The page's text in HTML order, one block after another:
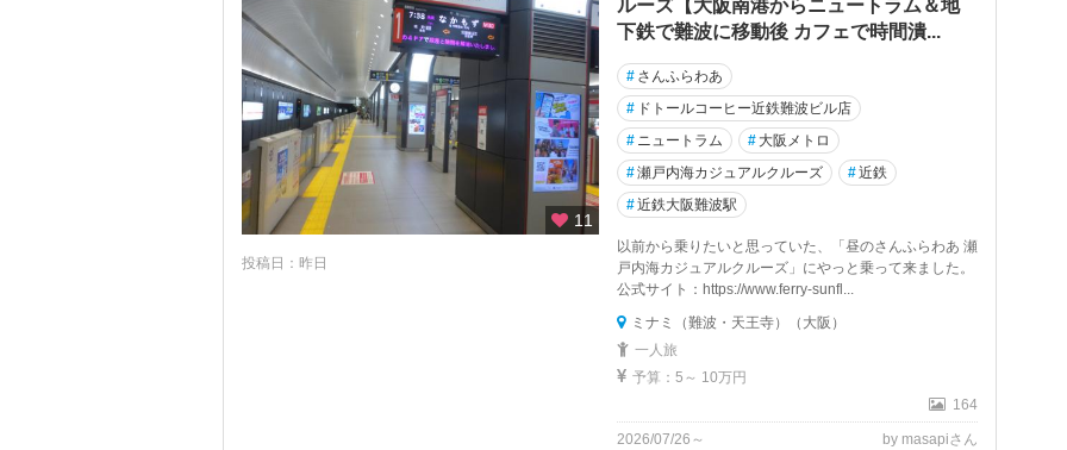
秋田
山形
福島
茨城
群馬
千葉
東京
11
投稿日：昨日
ルーズ【大阪南港からニュートラム＆地
下鉄で難波に移動後 カフェで時間潰...
# さんふらわあ
# ドトールコーヒー近鉄難波ビル店
# ニュートラム # 大阪メトロ
#瀬戸内海カジュアルクルーズ #近鉄
#近鉄大阪難波駅
以前から乗りたいと思っていた、「昼のさんふらわあ 瀬
戸内海カジュアルクルーズ」にやっと乗って来ました。
公式サイト：https://www.ferry-sunfl...
ミナミ（難波・天王寺）（大阪）
一人旅
予算：5～ 10万円
164
2026/07/26～ by masapiさん